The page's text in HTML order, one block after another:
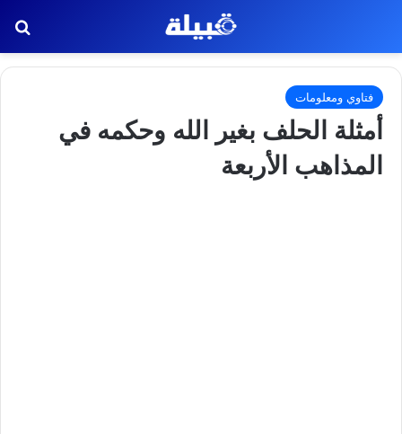
فتاوي ومعلومات
أمثلة الحلف بغير الله وحكمه في
المذاهب الأربعة